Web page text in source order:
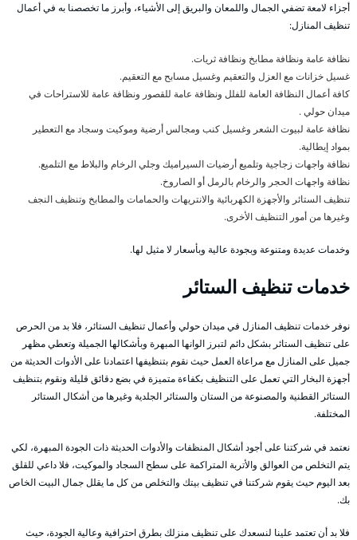
أجزاء لامعة تضفي الجمال واللمعان والبريق إلى الأشياء، وأبرز ما تخصصنا به في أعمال
تنظيف المنازل:
نظافة عامة ونظافة مطابخ ونظافة ثريات.
غسيل خزانات مع العزل والتعقيم وغسيل مسابح مع التعقيم.
كافة أعمال النظافة العامة للفلل ونظافة عامة للقصور ونظافة عامة للاستراحات في
ميدان حولي .
نظافة عامة لبيوت الشعر وغسيل كنب ومجالس أرضية وموكيت وسجاد مع التعطير
بمواد إيطالية.
نظافة واجهات زجاجية وتلميع أرضيات السيراميك وجلي الرخام والبلاط مع التلميع.
نظافة واجهات الحجر والرخام بالرمل أو الصاروخ.
تنظيف الستائر والأجهزة الكهربائية والانتريهات والحمامات والمطابخ وتنظيف النجف
وغيرها من أمور التنظيف الأخرى.
وخدمات عديدة ومتنوعة وبجودة عالية وبأسعار لا مثيل لها.
خدمات تنظيف الستائر
نوفر خدمات تنظيف المنازل في ميدان حولي وأعمال تنظيف الستائر، فلا بد من الحرص
على تنظيف الستائر بشكل دائم لتبرز الوانها المبهرة وبأشكالها الجميلة وتعطي مظهر
جميل على المنازل مع مراعاة العمل حيث نقوم بتنظيفها اعتمادنا على الأدوات الحديثة من
أجهزة البخار التي تعمل على التنظيف بكفاءة متميزة في بضع دقائق قليلة ونقوم بتنظيف
الستائر القطنية والمصنوعة من الستان والستائر الجلدية وغيرها من أشكال الستائر
المختلفة.
نعتمد في شركتنا على أجود أشكال المنظفات والأدوات الحديثة ذات الجودة المبهرة، لكي
يتم التخلص من العوالق والأتربة المتراكمة على سطح السجاد والموكيت، فلا داعي للقلق
بعد اليوم حيث يقوم شركتنا في تنظيف بيتك والتخلص من كل ما يقلل جمال البيت الخاص
بك.
فلا بد أن تعتمد علينا لنسعدك على تنظيف منزلك بطرق احترافية وعالية الجودة، حيث